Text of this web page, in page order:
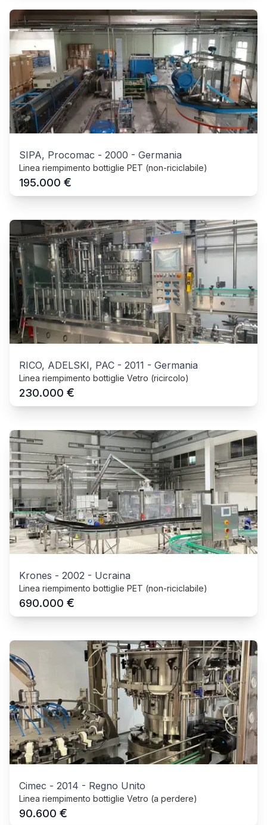
SIPA, Procomac - 2000 - Germania
Linea riempimento bottiglie PET (non-riciclabile)
195.000 €
RICO, ADELSKI, PAC - 2011 - Germania
Linea riempimento bottiglie Vetro (ricircolo)
230.000 €
Krones - 2002 - Ucraina
Linea riempimento bottiglie PET (non-riciclabile)
690.000 €
Cimec - 2014 - Regno Unito
Linea riempimento bottiglie Vetro (a perdere)
90.600 €